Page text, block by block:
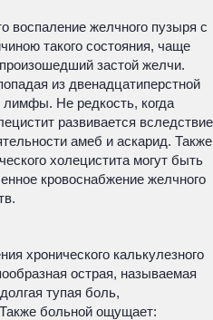
воспаление желчного пузыря с
такого состояния, чаще
застой желчи.
из двенадцатиперстной
лимфы. Не редкость, когда
развивается вследствие
амеб и аскарид. Также
холецистита могут быть
кровоснабжение желчного
хронического калькулезного
острая, называемая
тупая боль,
больной ощущает: